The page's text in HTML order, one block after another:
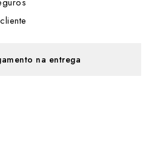
na entrega